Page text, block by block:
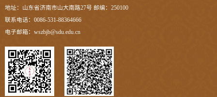
地址：山东省济南市山大南路27号 邮编：250100
联系电话：0086-531-88364666
电子邮箱：wszbjb@sdu.edu.cn